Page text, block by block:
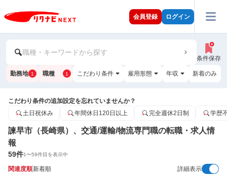
会員登録 ログイン
職種・キーワードから探す
条件保存
勤務地 1 職種 1 こだわり条件 雇用形態 年収 新着のみ
こだわり条件の追加設定を忘れていませんか？
土日祝休み
年間休日120日以上 完全週休2日制 学歴
諫早市（長崎県）、交通/運輸/物流専門職の転職・求人情
報
59件1〜59件目を表示中
関連度順新着順 詳細表示